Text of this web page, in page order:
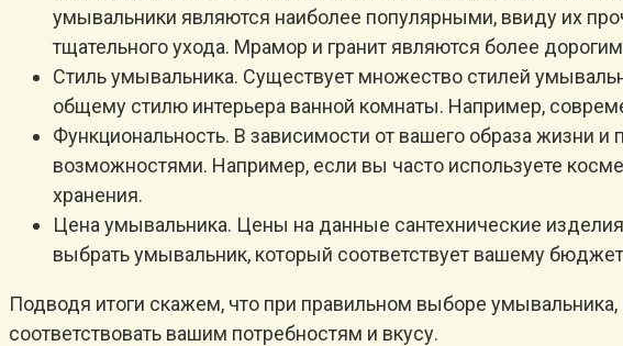
умывальники являются наиболее популярными, ввиду их
тщательного ухода. Мрамор и гранит являются более
Стиль умывальника. Существует множество стилей
общему стилю интерьера ванной комнаты. Например,
Функциональность. В зависимости от вашего образа жизни
возможностями. Например, если вы часто используете
хранения.
Цена умывальника. Цены на данные сантехнические
выбрать умывальник, который соответствует вашему
Подводя итоги скажем, что при правильном выборе
соответствовать вашим потребностям и вкусу.